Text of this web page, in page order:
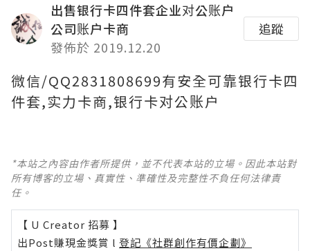
出售银行卡四件套企业对公账户
公司账户卡商
發佈於 2019.12.20
追蹤
微信/QQ2831808699有安全可靠银行卡四
件套,实力卡商,银行卡对公账户
*本站之內容由作者所提供，並不代表本站的立場。因此本站對
所有博客的立場、真實性、準確性及完整性不負任何法律責
任。
【 U Creator 招募 】
出Post賺現金獎賞 l 登記《社群創作有價企劃》